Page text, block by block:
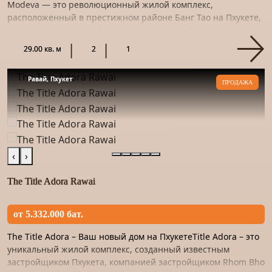
Modeva — это революционный жилой комплекс,
расположенный в престижном районе Банг Тао на Пхукете,
Сочетание современной арх...
29.00 кв. м 2 1
Равай, Пхукет ПРОДАЖА
‹ ›
The Title Adora Rawai
от 5.332.000 бат.
The Title Adora – Ваш новый дом на ПхукетеTitle Adora – это
уникальный жилой комплекс, созданный известным
застройщиком Пхукета, компанией застройщиком Rhom Bho